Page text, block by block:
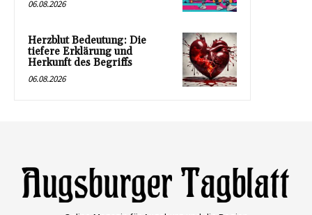
06.08.2026
Herzblut Bedeutung: Die
tiefere Erklärung und
Herkunft des Begriffs
06.08.2026